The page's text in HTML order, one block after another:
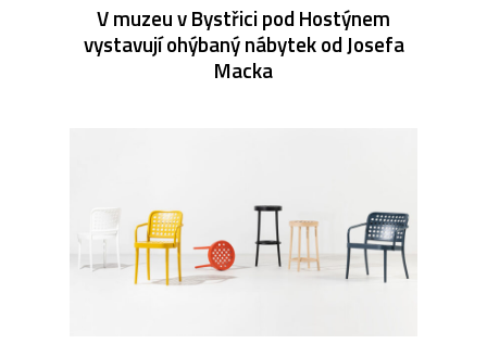
V muzeu v Bystřici pod Hostýnem
vystavují ohýbaný nábytek od Josefa
Macka